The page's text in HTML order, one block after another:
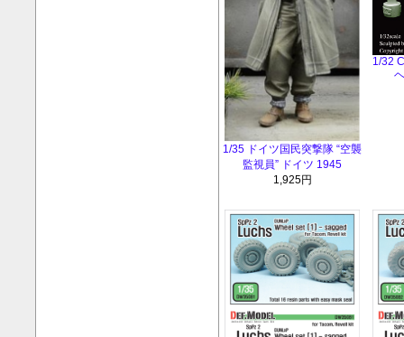
1/35 ドイツ国民突撃隊 “空襲
監視員” ドイツ 1945
1,925円
1/32